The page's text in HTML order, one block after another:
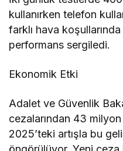
kullanırken telefon
farklı hava
performans sergiledi.
Ekonomik Etki
Adalet ve Güvenlik
cezalarından 43
2025’teki artışla bu